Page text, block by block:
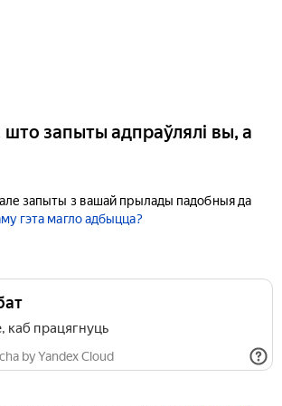
што запыты адпраўлялі вы, а
запыты з вашай прылады падобныя да
гэта магло адбыцца?
каб працягнуць
by Yandex Cloud